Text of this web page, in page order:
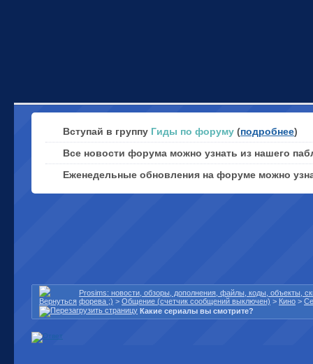
Вступай в группу Гиды по форуму (подробнее)
Все новости форума можно узнать из нашего
Еженедельные обновления на форуме можно
Prosims: новости, обзоры, дополнения, файлы, коды, объекты,
форева ;) > Общение (счетчик сообщений выключен) > Кино >
Какие сериалы вы смотрите?